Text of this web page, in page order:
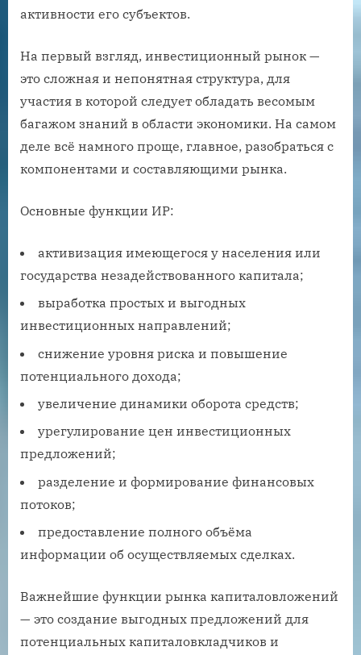
активности его субъектов.
На первый взгляд, инвестиционный рынок —
это сложная и непонятная структура, для
участия в которой следует обладать весомым
багажом знаний в области экономики. На самом
деле всё намного проще, главное, разобраться с
компонентами и составляющими рынка.
Основные функции ИР:
активизация имеющегося у населения или
государства незадействованного капитала;
выработка простых и выгодных
инвестиционных направлений;
снижение уровня риска и повышение
потенциального дохода;
увеличение динамики оборота средств;
урегулирование цен инвестиционных
предложений;
разделение и формирование финансовых
потоков;
предоставление полного объёма
информации об осуществляемых сделках.
Важнейшие функции рынка капиталовложений
— это создание выгодных предложений для
потенциальных капиталовкладчиков и